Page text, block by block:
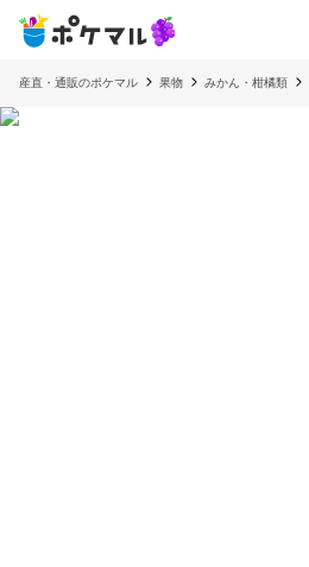
産直・通販のポケマル 果物 みかん・柑橘類